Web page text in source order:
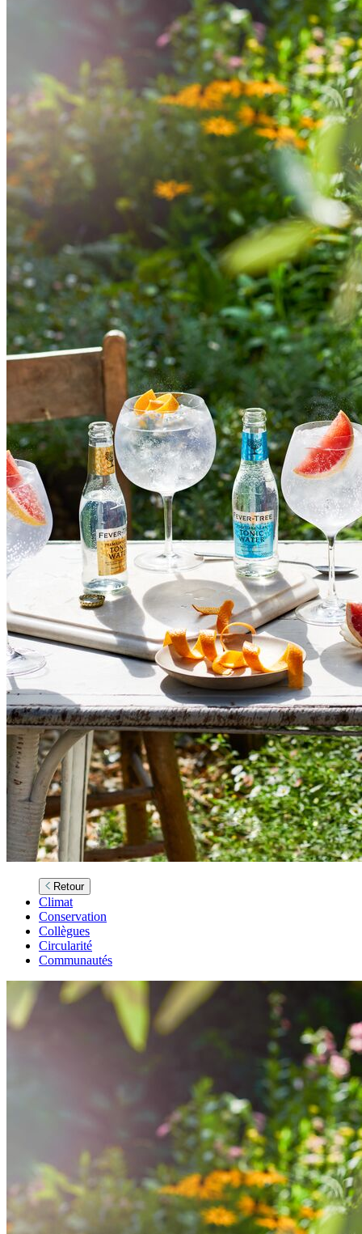
Retour
Climat
Conservation
Collègues
Circularité
Communautés